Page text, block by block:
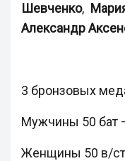
Шевченко,
Александр
3 бронзовых
Мужчины 50 бат
Женщины 50 в/ст